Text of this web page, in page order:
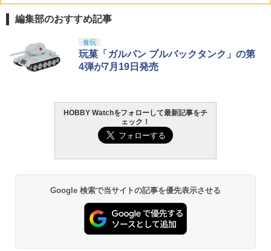
￥980
ブブ labubu ラブブ らぶぶ ポップマー
ト ブラインドボックス フィギュア おも
ちゃ ガチャガチャ プラモデル ギフト 推
￥2,750
プレミアム 220ml
GSIクレオス Mr.トップコート 水性プレ
ミアムトップコートスプレー 光沢 88ml
タミヤ クラフトツールシリーズ No.123
先細薄刃ニッパー (ゲートカット用) プラ
モデル用工具 74123
編集部のおすすめ記事
食玩
玩菓「ガルパン プルバックタンク」の第
4弾が7月19日発売
HOBBY Watchをフォローして最新記事をチ
ェック！
Google 検索で当サイトの記事を優先表示させる